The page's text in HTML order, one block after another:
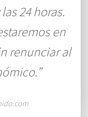
24 horas.
en
renunciar al